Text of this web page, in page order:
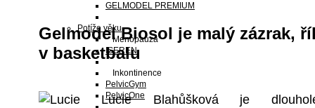
GELMODEL PREMIUM
Potíže věku
Menopauza
ISEREN
Inkontinence
PelvicGym
PelvicOne
Gelmodel Biosol je malý zázrak,
v basketbalu
Lucie Blahůšková je